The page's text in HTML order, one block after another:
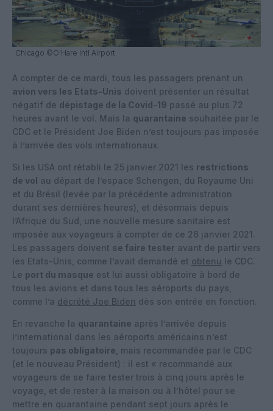
Chicago ©O'Hare Intl Airport
A compter de ce mardi, tous les passagers prenant un
avion vers les Etats-Unis doivent présenter un résultat
négatif de dépistage de la Covid-19 passé au plus 72
heures avant le vol. Mais la quarantaine souhaitée par le
CDC et le Président Joe Biden n’est toujours pas imposée
à l’arrivée des vols internationaux.
Si les USA ont rétabli le 25 janvier 2021 les restrictions
de vol au départ de l’espace Schengen, du Royaume Uni
et du Brésil (levée par la précédente administration
durant ses dernières heures), et désormais depuis
l’Afrique du Sud, une nouvelle mesure sanitaire est
imposée aux voyageurs à compter de ce 26 janvier 2021.
Les passagers doivent se faire tester avant de partir vers
les Etats-Unis, comme l’avait demandé et obtenu le CDC.
Le port du masque est lui aussi obligatoire à bord de
tous les avions et dans tous les aéroports du pays,
comme l’a décrété Joe Biden dès son entrée en fonction.
En revanche la quarantaine après l’arrivée depuis
l’international dans les aéroports américains n’est
toujours pas obligatoire , mais recommandée par le CDC
(et le nouveau Président) : il est « recommandé aux
voyageurs de se faire tester trois à cinq jours après le
voyage, et de rester à la maison ou à l’hôtel pour se
mettre en quarantaine pendant sept jours après le